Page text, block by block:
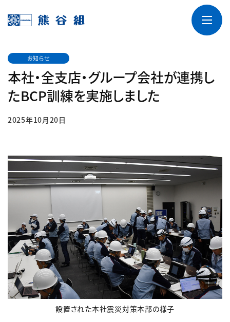
お知らせ
本社・全支店・グループ会社が連携し
たBCP訓練を実施しました
2025年10月20日
設置された本社震災対策本部の様子